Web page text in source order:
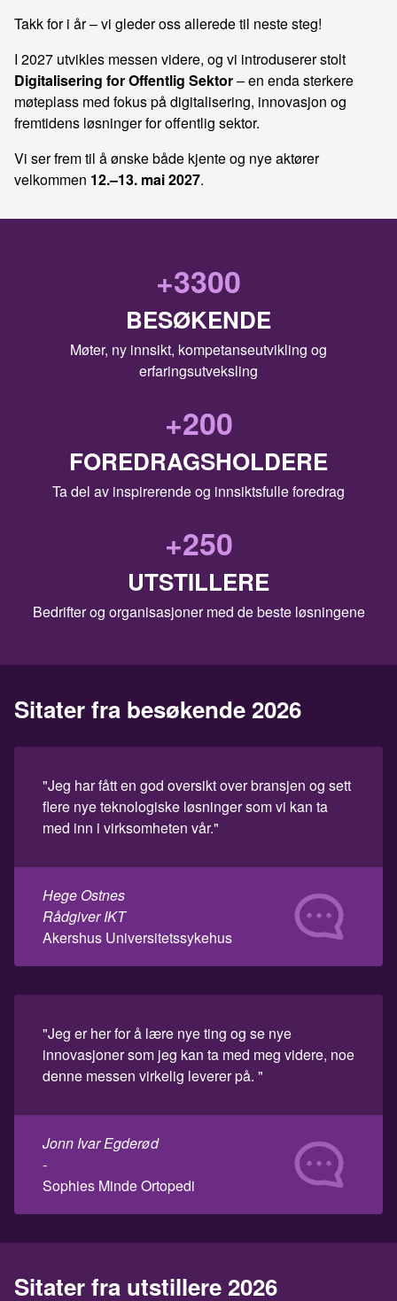
Takk for i år – vi gleder oss allerede til neste steg!
I 2027 utvikles messen videre, og vi introduserer stolt
Digitalisering for Offentlig Sektor– en enda sterkere
møteplass med fokus på digitalisering, innovasjon og
fremtidens løsninger for offentlig sektor.
Vi ser frem til å ønske både kjente og nye aktører
velkommen 12.–13. mai 2027.
+3300
BESØKENDE
Møter, ny innsikt, kompetanseutvikling og
erfaringsutveksling
+200
FOREDRAGSHOLDERE
Ta del av inspirerende og innsiktsfulle foredrag
+250
UTSTILLERE
Bedrifter og organisasjoner med de beste løsningene
Sitater fra besøkende 2026
"Jeg har fått en god oversikt over bransjen og sett
flere nye teknologiske løsninger som vi kan ta
med inn i virksomheten vår."
Hege Ostnes
Rådgiver IKT
Akershus Universitetssykehus
"Jeg er her for å lære nye ting og se nye
innovasjoner som jeg kan ta med meg videre, noe
denne messen virkelig leverer på. "
Jonn Ivar Egderød
-
Sophies Minde Ortopedi
Sitater fra utstillere 2026